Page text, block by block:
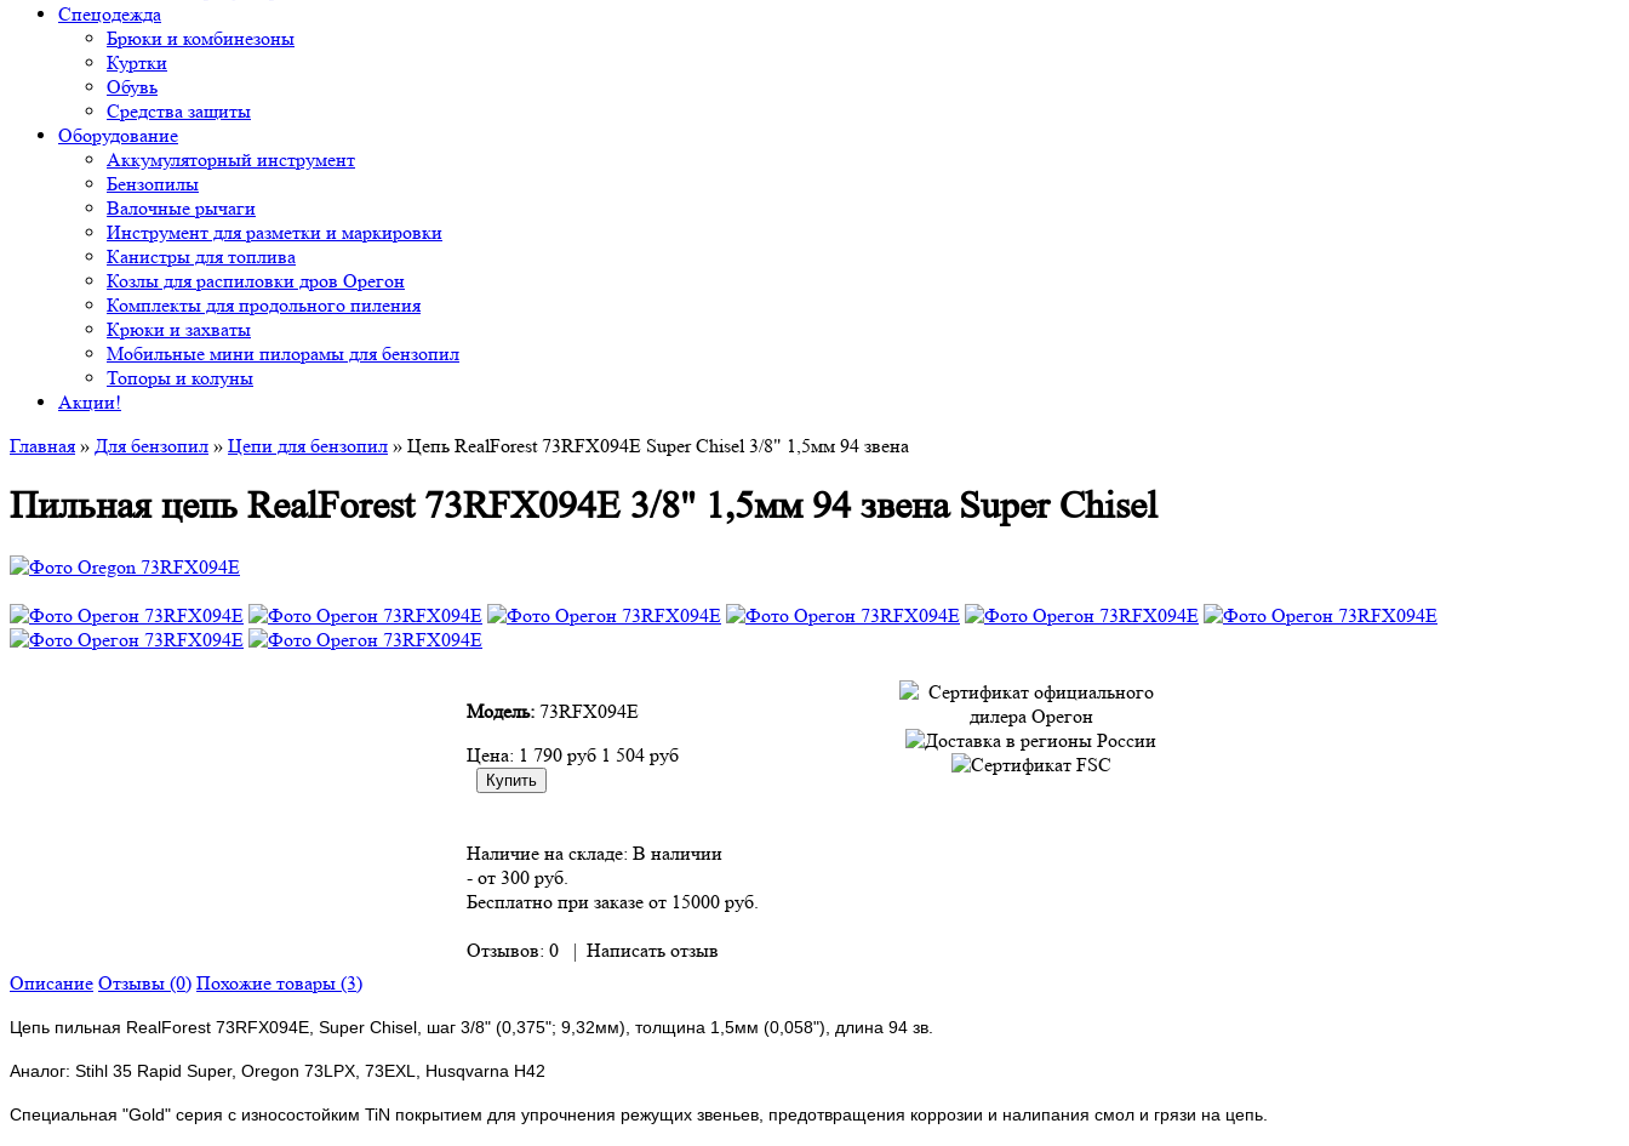
Спецодежда
Брюки и комбинезоны
Куртки
Обувь
Средства защиты
Оборудование
Аккумуляторный инструмент
Бензопилы
Валочные рычаги
Инструмент для разметки и маркировки
Канистры для топлива
Козлы для распиловки дров Орегон
Комплекты для продольного пиления
Крюки и захваты
Мобильные мини пилорамы для бензопил
Топоры и колуны
Акции!
Главная » Для бензопил » Цепи для бензопил » Цепь RealForest 73RFX094E Super Chisel 3/8" 1,5мм 94 звена
Пильная цепь RealForest 73RFX094E 3/8" 1,5мм 94 звена Super Chisel
Модель: 73RFX094E
Цена: 1 790 руб 1 504 руб
Наличие на складе: В наличии
- от 300 руб.
Бесплатно при заказе от 15000 руб.
Отзывов: 0 | Написать отзыв
Описание Отзывы (0) Похожие товары (3)
Цепь пильная RealForest 73RFX094E, Super Chisel, шаг 3/8" (0,375"; 9,32мм), толщина 1,5мм (0,058"), длина 94 зв.
Аналог: Stihl 35 Rapid Super, Oregon 73LPX, 73EXL, Husqvarna H42
Специальная "Gold" серия с износостойким TiN покрытием для упрочнения режущих звеньев, предотвращения коррозии и налипания смол и грязи на цепь.